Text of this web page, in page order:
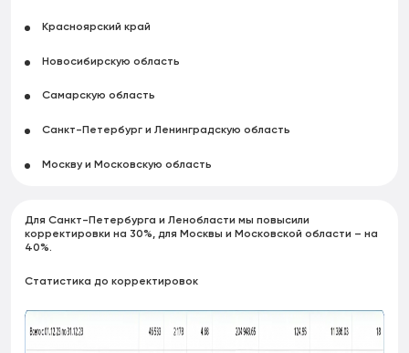
Красноярский край
Новосибирскую область
Самарскую область
Санкт-Петербург и Ленинградскую область
Москву и Московскую область
Для Санкт-Петербурга и Ленобласти мы повысили
корректировки на 30%, для Москвы и Московской области – на
40%.
Статистика до корректировок